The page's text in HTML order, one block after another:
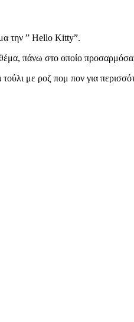
την ” Hello Kitty”.
πάνω στο οποίο
με ροζ πομ πον για